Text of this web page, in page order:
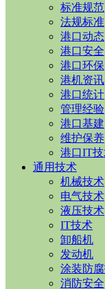
标准规范
法规标准
港口动态
港口安全
港口环保
港机资讯
港口统计
管理经验
港口基建
维护保养
港口IT
通用技术
机械技术
电气技术
液压技术
IT技术
卸船机
发动机
涂装防
消防安全